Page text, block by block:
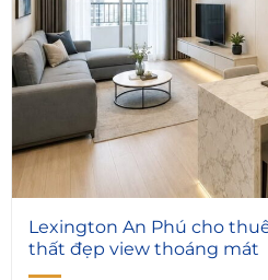
2
Lexington An Phú cho
thất đẹp view thoáng mát